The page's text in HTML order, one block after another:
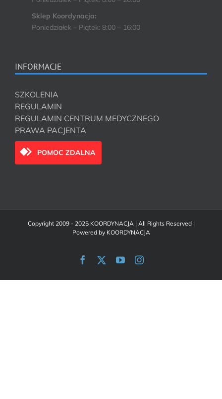
Sklep Koordynacja:
Poniedziałek – Piątek: 8:00 – 16:00
INFORMACJE
SZKOLENIA
REGULAMIN
REGULAMIN CENTRUM MEDYCZNEGO
PRAWA PACJENTA
POMOC ZDALNA
Copyright 2009 - 2025 KOORDYNACJA | All Rights Reserved |
Powered by KOORDYNACJA
Facebook YouTubeInstagram